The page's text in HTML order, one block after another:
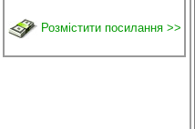
Розмістити посилання >>